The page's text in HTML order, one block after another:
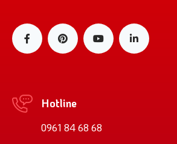
Hotline
0961 84 68 68